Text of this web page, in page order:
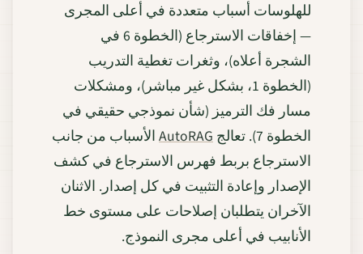
للهلوسات أسباب متعددة في أعلى المجرى
— إخفاقات الاسترجاع (الخطوة 6 في
الشجرة أعلاه)، وثغرات تغطية التدريب
(الخطوة 1، بشكل غير مباشر)، ومشكلات
مسار فك الترميز (شأن نموذجي حقيقي في
الخطوة 7). تعالج
AutoRAG الأسباب من جانب
الاسترجاع بربط فهرس الاسترجاع في كشف
الإصدار وإعادة التثبيت في كل إصدار. الاثنان
الآخران يتطلبان إصلاحات على مستوى خط
الأنابيب في أعلى مجرى النموذج.